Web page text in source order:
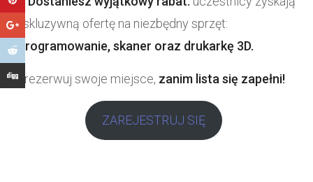
ekskluzywną ofertę na niezbędny sprzęt:
oprogramowanie, skaner oraz drukarkę 3D.
Zarezerwuj swoje miejsce, zanim lista się zapełni!
ZAREJESTRUJ SIĘ